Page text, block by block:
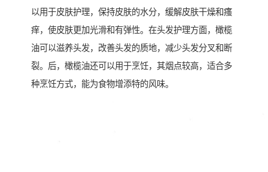
以用于皮肤护理，保持皮肤的水分，缓解皮肤干燥和瘙
痒，使皮肤更加光滑和有弹性。在头发护理方面，橄榄
油可以滋养头发，改善头发的质地，减少头发分叉和断
裂。后，橄榄油还可以用于烹饪，其烟点较高，适合多
种烹饪方式，能为食物增添特的风味。